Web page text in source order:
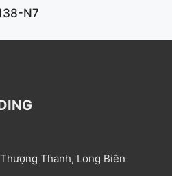
N7
Thanh, Long Biên